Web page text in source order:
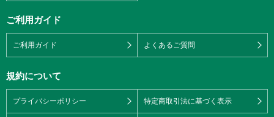
ご利用ガイド
ご利用ガイド よくあるご質問
規約について
プライバシーポリシー 特定商取引法に基づく表示